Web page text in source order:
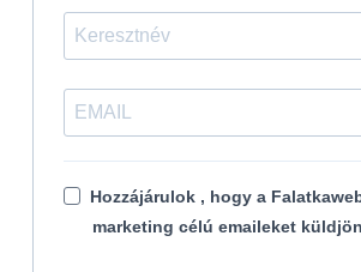
Hozzájárulok , hogy a
marketing célú emaileket